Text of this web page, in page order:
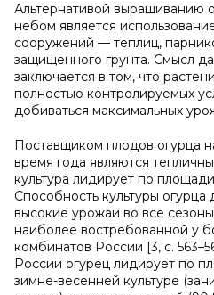
Альтернативой выращиванию
небом является
сооружений — теплиц,
защищенного грунта. Смысл
заключается в том, что
полностью контролируемых
добиваться максимальных
Поставщиком плодов огурца
время года являются
культура лидирует по
Способность культуры огурца
высокие урожаи во все
наиболее востребованной у
комбинатов России [3, с.
России огурец лидирует по
зимне-весенней культуре